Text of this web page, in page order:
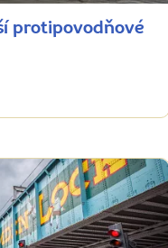
protipovodňové